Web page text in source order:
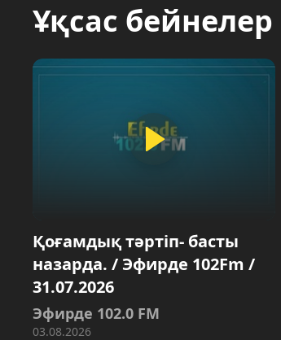
Ұқсас бейнелер
Қоғамдық тәртіп- басты
назарда. / Эфирде 102Fm /
31.07.2026
Эфирде 102.0 FM
03.08.2026